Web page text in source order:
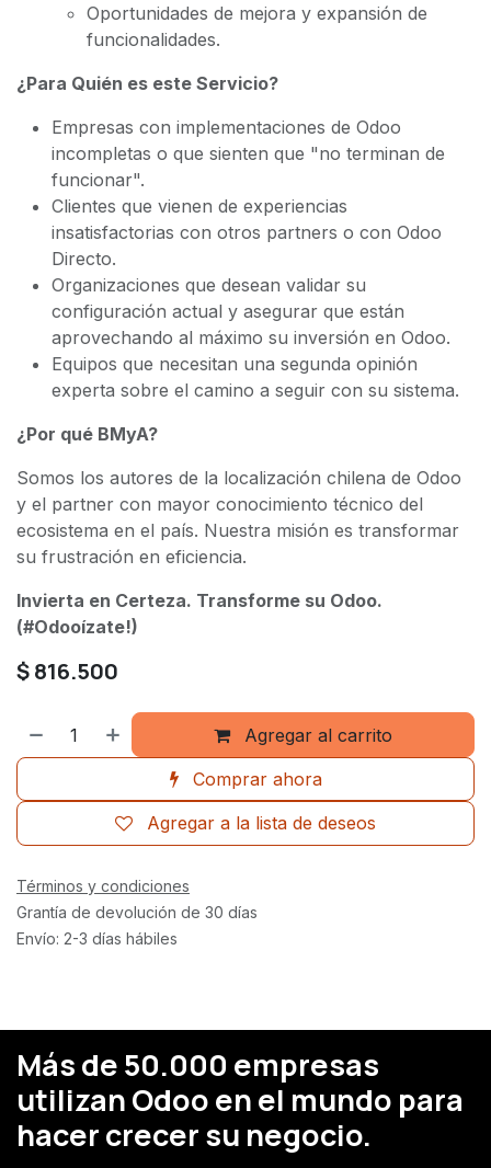
Oportunidades de mejora y expansión de
funcionalidades.
¿Para Quién es este Servicio?
Empresas con implementaciones de Odoo
incompletas o que sienten que "no terminan de
funcionar".
Clientes que vienen de experiencias
insatisfactorias con otros partners o con Odoo
Directo.
Organizaciones que desean validar su
configuración actual y asegurar que están
aprovechando al máximo su inversión en Odoo.
Equipos que necesitan una segunda opinión
experta sobre el camino a seguir con su sistema.
¿Por qué BMyA?
Somos los autores de la localización chilena de Odoo
y el partner con mayor conocimiento técnico del
ecosistema en el país. Nuestra misión es transformar
su frustración en eficiencia.
Invierta en Certeza. Transforme su Odoo.
(#Odooízate!)
$816.500
Agregar al carrito
Comprar ahora
Agregar a la lista de deseos
Términos y condiciones
Grantía de devolución de 30 días
Envío: 2-3 días hábiles
Más de 50.000 empresas
utilizan Odoo en el mundo para
hacer crecer su negocio.